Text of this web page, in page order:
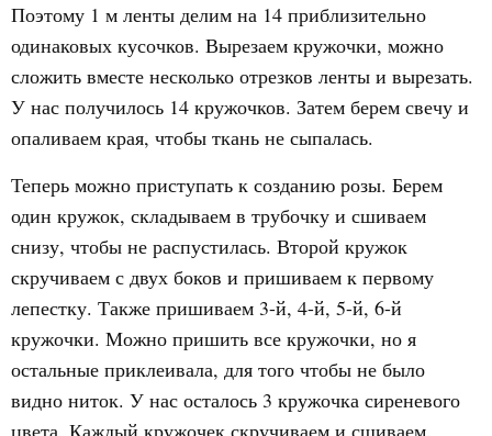
Поэтому 1 м ленты делим на 14 приблизительно
одинаковых кусочков. Вырезаем кружочки, можно
сложить вместе несколько отрезков ленты и вырезать.
У нас получилось 14 кружочков. Затем берем свечу и
опаливаем края, чтобы ткань не сыпалась.
Теперь можно приступать к созданию розы. Берем
один кружок, складываем в трубочку и сшиваем
снизу, чтобы не распустилась. Второй кружок
скручиваем с двух боков и пришиваем к первому
лепестку. Также пришиваем 3-й, 4-й, 5-й, 6-й
кружочки. Можно пришить все кружочки, но я
остальные приклеивала, для того чтобы не было
видно ниток. У нас осталось 3 кружочка сиреневого
цвета. Каждый кружочек скручиваем и сшиваем.